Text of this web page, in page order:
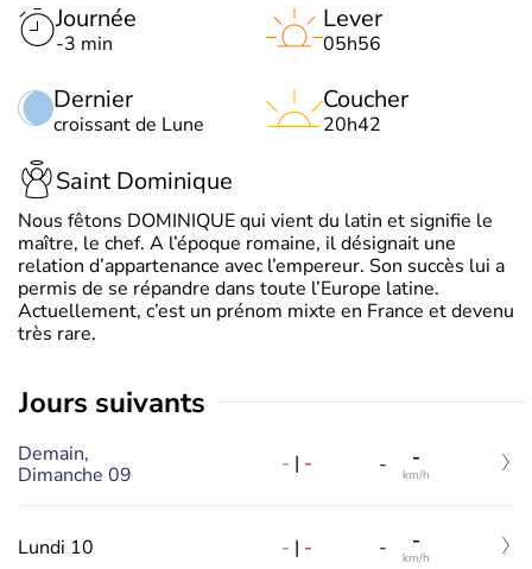
Journée
-3 min
Dernier
croissant de Lune
Lever
05h56
Coucher
20h42
Saint Dominique
Nous fêtons DOMINIQUE qui vient du latin et signifie le
maître, le chef. A l’époque romaine, il désignait une
relation d’appartenance avec l’empereur. Son succès lui a
permis de se répandre dans toute l’Europe latine.
Actuellement, c’est un prénom mixte en France et devenu
très rare.
jours suivants
Demain,
Dimanche 09
- | - - -
km/h
Lundi 10 - | - - -
km/h